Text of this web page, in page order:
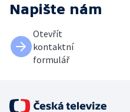
Napište nám
Otevřít
kontaktní
formulář